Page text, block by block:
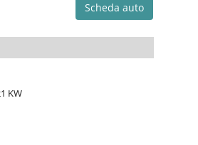
Scheda auto
KW